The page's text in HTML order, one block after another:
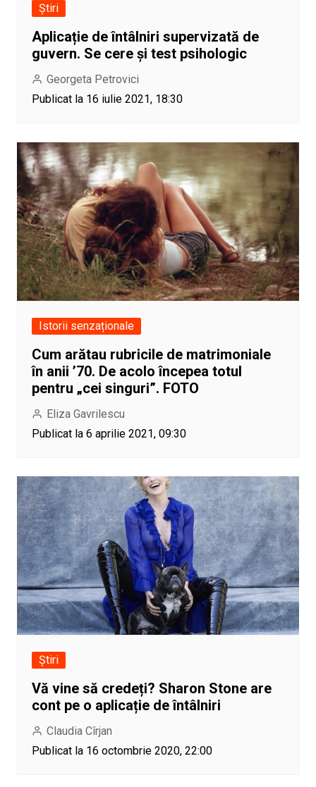
Știri
Aplicație de întâlniri supervizată de
guvern. Se cere și test psihologic
Georgeta Petrovici
Publicat la 16 iulie 2021, 18:30
Istorii senzaționale
Cum arătau rubricile de matrimoniale
în anii ’70. De acolo începea totul
pentru „cei singuri”. FOTO
Eliza Gavrilescu
Publicat la 6 aprilie 2021, 09:30
Știri
Vă vine să credeți? Sharon Stone are
cont pe o aplicație de întâlniri
Claudia Cîrjan
Publicat la 16 octombrie 2020, 22:00